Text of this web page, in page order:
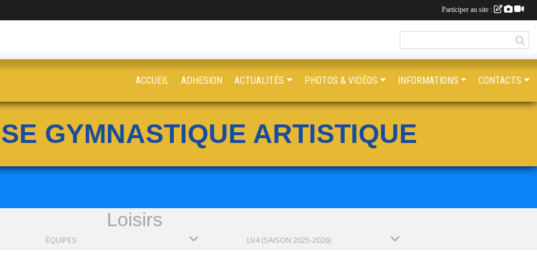
GYMNASTIQUE ARTISTIQUE
Loisirs
ÉQUIPES LV4 (SAISON 2025-2026)
ACCUEIL ADHESION ACTUALITÉS PHOTOS & VIDÉOS INFORMATIONS CONTACTS
Participer au site :